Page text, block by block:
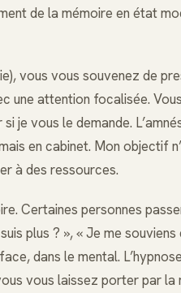
de la mémoire en état
vous vous souvenez de
une attention focalisée.
vous le demande.
en cabinet. Mon objectif
à des ressources.
Certaines personnes
plus ? », « Je me souviens
dans le mental.
vous laissez porter par la